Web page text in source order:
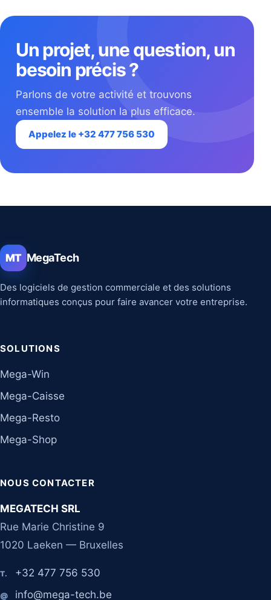
Un projet, une question, un
besoin précis ?
Parlons de votre activité et trouvons
ensemble la solution la plus efficace.
Appelez le +32 477 756 530
MT MegaTech
Des logiciels de gestion commerciale et des solutions
informatiques conçus pour faire avancer votre entreprise.
SOLUTIONS
Mega-Win
Mega-Caisse
Mega-Resto
Mega-Shop
NOUS CONTACTER
MEGATECH SRL
Rue Marie Christine 9
1020 Laeken — Bruxelles
T. +32 477 756 530
@ info@mega-tech.be